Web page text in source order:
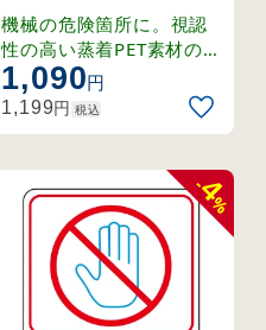
れ注意 (47200)
機械の危険箇所に。視認
性の高い蒸着PET素材の危
険予知標示。
1,090円
1,199円 税込
-
4
%